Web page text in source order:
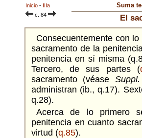
Inicio - IIIa
c. 84
Suma
El
Consecuentemente con lo
sacramento de la
penitencia en sí misma
Tercero, de sus partes (
sacramento (véase Suppl.
administran (ib., q.17).
q.28).
Acerca de lo primero
penitencia en cuanto
virtud (q.85).